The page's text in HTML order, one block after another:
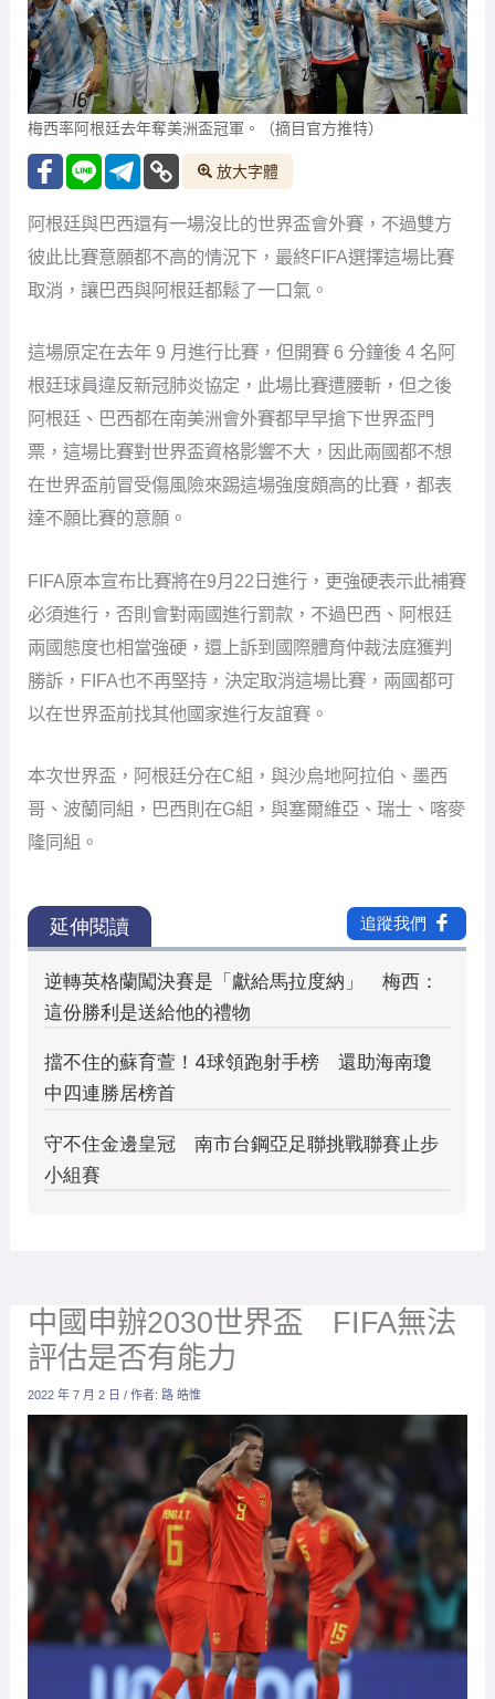
梅西率阿根廷去年奪美洲盃冠軍。（摘目官方推特）
放大字體
阿根廷與巴西還有一場沒比的世界盃會外賽，不過雙方
彼此比賽意願都不高的情況下，最終FIFA選擇這場比賽
取消，讓巴西與阿根廷都鬆了一口氣。
這場原定在去年 9 月進行比賽，但開賽 6 分鐘後 4 名阿
根廷球員違反新冠肺炎協定，此場比賽遭腰斬，但之後
阿根廷、巴西都在南美洲會外賽都早早搶下世界盃門
票，這場比賽對世界盃資格影響不大，因此兩國都不想
在世界盃前冒受傷風險來踢這場強度頗高的比賽，都表
達不願比賽的意願。
FIFA原本宣布比賽將在9月22日進行，更強硬表示此補賽
必須進行，否則會對兩國進行罰款，不過巴西、阿根廷
兩國態度也相當強硬，還上訴到國際體育仲裁法庭獲判
勝訴，FIFA也不再堅持，決定取消這場比賽，兩國都可
以在世界盃前找其他國家進行友誼賽。
本次世界盃，阿根廷分在C組，與沙烏地阿拉伯、墨西
哥、波蘭同組，巴西則在G組，與塞爾維亞、瑞士、喀麥
隆同組。
中國申辦2030世界盃 FIFA無法
評估是否有能力
2022 年 7 月 2 日/ 作者:路 皓惟